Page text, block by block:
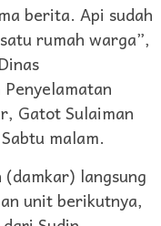
berita. Api sudah
rumah warga”,
Gatot Sulaiman
malam.
langsung
unit berikutnya,